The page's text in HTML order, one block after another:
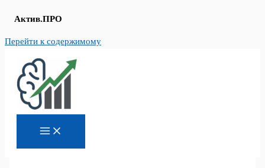
Актив.ПРО
Перейти к содержимому